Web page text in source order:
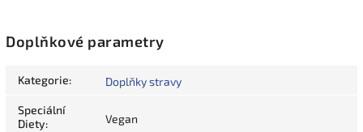
Doplňkové parametry
Kategorie: Doplňky stravy
Speciální
Diety: Vegan